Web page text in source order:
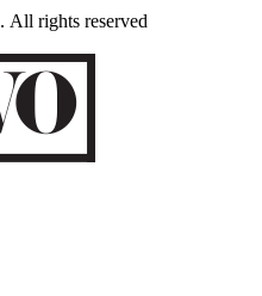
. All rights reserved